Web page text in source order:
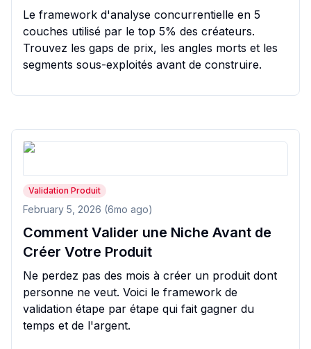
Le framework d'analyse concurrentielle en 5
couches utilisé par le top 5% des créateurs.
Trouvez les gaps de prix, les angles morts et les
segments sous-exploités avant de construire.
Validation Produit
February 5, 2026 (6mo ago)
Comment Valider une Niche Avant de
Créer Votre Produit
Ne perdez pas des mois à créer un produit dont
personne ne veut. Voici le framework de
validation étape par étape qui fait gagner du
temps et de l'argent.